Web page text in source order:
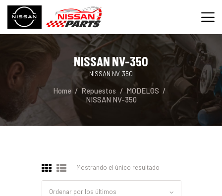
NISSAN NV-350
NISSAN NV-350
Home Repuestos
MODELOS
NISSAN NV-350
SERVICIOS
REPUESTOS
CONTACTO
Mostrando el único resultado